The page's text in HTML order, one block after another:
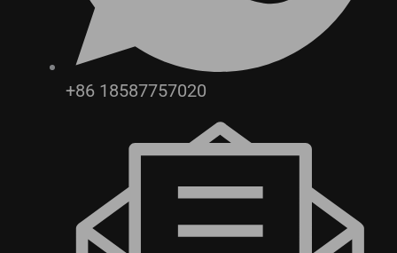
+86 18587757020